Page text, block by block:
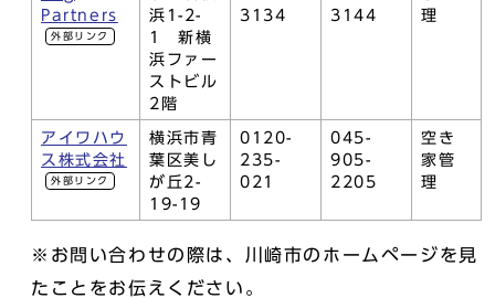
Partners
外部リンク
浜1-2-
1 新横
浜ファー
ストビル
2階
3134
3144
理
アイワハウ
ス株式会社
外部リンク
横浜市青
葉区美し
が丘2-
19-19
0120-
235-
021
045-
905-
2205
空き
家管
理
※お問い合わせの際は、川崎市のホームページを見
たことをお伝えください。